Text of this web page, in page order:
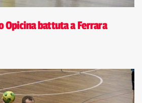
Opicina battuta a Ferrara